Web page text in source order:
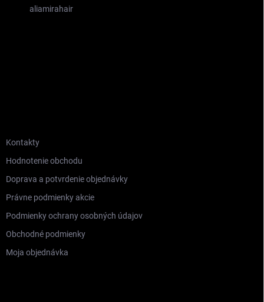
aliamirahair
Kontakty
Hodnotenie obchodu
Doprava a potvrdenie objednávky
Právne podmienky akcie
Podmienky ochrany osobných údajov
Obchodné podmienky
Moja objednávka